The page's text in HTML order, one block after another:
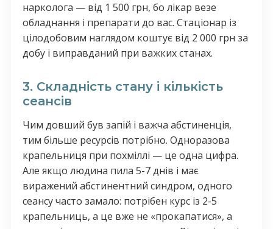
нарколога — від 1 500 грн, бо лікар везе
обладнання і препарати до вас. Стаціонар із
цілодобовим наглядом коштує від 2 000 грн за
добу і виправданий при важких станах.
3. Складність стану і кількість
сеансів
Чим довший був запій і важча абстиненція,
тим більше ресурсів потрібно. Одноразова
крапельниця при похміллі — це одна цифра.
Але якщо людина пила 5-7 днів і має
виражений абстинентний синдром, одного
сеансу часто замало: потрібен курс із 2-5
крапельниць, а це вже не «прокапатися», а